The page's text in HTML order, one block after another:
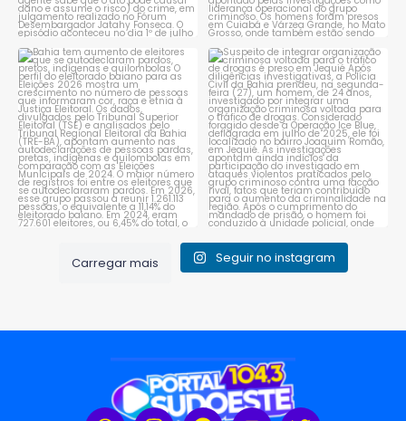
Bahia tem aumento de eleitores
que se autodeclaram...
1 0
Suspeito de integrar
organização criminosa
voltada...
1 0
Carregar mais Seguir no instagram